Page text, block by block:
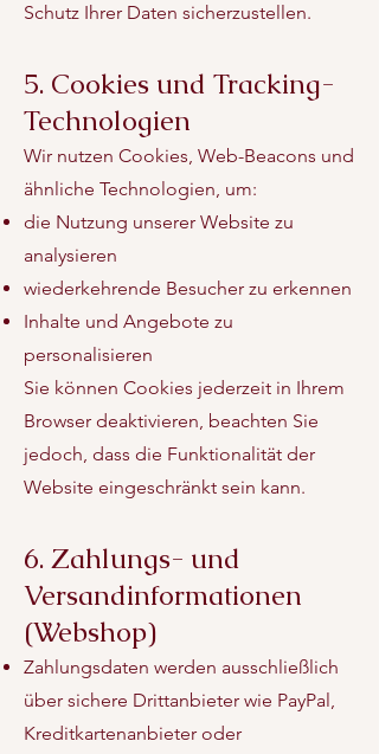
Schutz Ihrer Daten sicherzustellen.
5. Cookies und Tracking-
Technologien
Wir nutzen Cookies, Web-Beacons und
ähnliche Technologien, um:
die Nutzung unserer Website zu
analysieren
wiederkehrende Besucher zu erkennen
Inhalte und Angebote zu
personalisieren
Sie können Cookies jederzeit in Ihrem
Browser deaktivieren, beachten Sie
jedoch, dass die Funktionalität der
Website eingeschränkt sein kann.
6. Zahlungs- und
Versandinformationen
(Webshop)
Zahlungsdaten werden ausschließlich
über sichere Drittanbieter wie PayPal,
Kreditkartenanbieter oder